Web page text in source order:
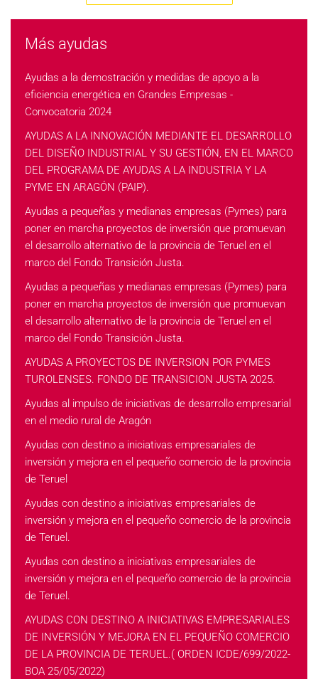
Más ayudas
Ayudas a la demostración y medidas de apoyo a la
eficiencia energética en Grandes Empresas -
Convocatoria 2024
AYUDAS A LA INNOVACIÓN MEDIANTE EL DESARROLLO
DEL DISEÑO INDUSTRIAL Y SU GESTIÓN, EN EL MARCO
DEL PROGRAMA DE AYUDAS A LA INDUSTRIA Y LA
PYME EN ARAGÓN (PAIP).
Ayudas a pequeñas y medianas empresas (Pymes) para
poner en marcha proyectos de inversión que promuevan
el desarrollo alternativo de la provincia de Teruel en el
marco del Fondo Transición Justa.
Ayudas a pequeñas y medianas empresas (Pymes) para
poner en marcha proyectos de inversión que promuevan
el desarrollo alternativo de la provincia de Teruel en el
marco del Fondo Transición Justa.
AYUDAS A PROYECTOS DE INVERSION POR PYMES
TUROLENSES. FONDO DE TRANSICION JUSTA 2025.
Ayudas al impulso de iniciativas de desarrollo empresarial
en el medio rural de Aragón
Ayudas con destino a iniciativas empresariales de
inversión y mejora en el pequeño comercio de la provincia
de Teruel
Ayudas con destino a iniciativas empresariales de
inversión y mejora en el pequeño comercio de la provincia
de Teruel.
Ayudas con destino a iniciativas empresariales de
inversión y mejora en el pequeño comercio de la provincia
de Teruel.
AYUDAS CON DESTINO A INICIATIVAS EMPRESARIALES
DE INVERSIÓN Y MEJORA EN EL PEQUEÑO COMERCIO
DE LA PROVINCIA DE TERUEL.( ORDEN ICDE/699/2022-
BOA 25/05/2022)